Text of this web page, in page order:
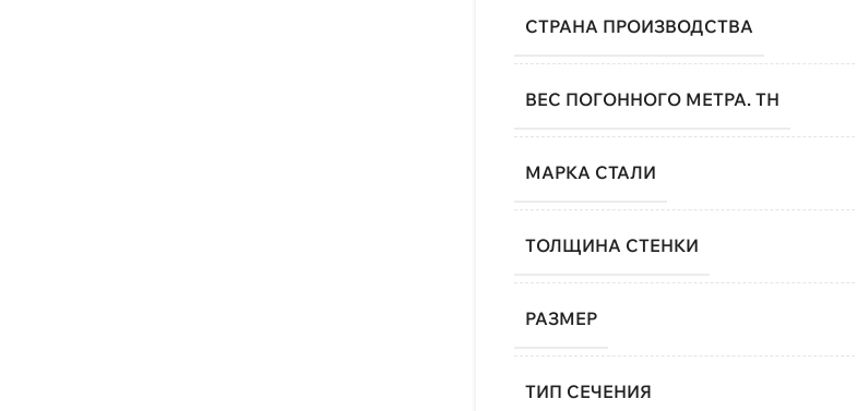
СТРАНА ПРОИЗВОДСТВА
ВЕС ПОГОННОГО МЕТРА. ТН
МАРКА СТАЛИ
ТОЛЩИНА СТЕНКИ
РАЗМЕР
ТИП СЕЧЕНИЯ